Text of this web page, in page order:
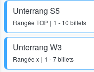
Unterrang S5
Rangée TOP 1 - 10 billets
Unterrang W3
Rangée x 1 - 7 billets